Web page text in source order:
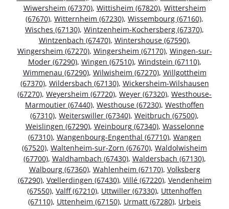
Wiwersheim (67370), Wittisheim (67820), Wittersheim
(67670), Witternheim (67230), Wissembourg (67160),
Wisches (67130), Wintzenheim-Kochersberg (67370),
Wintzenbach (67470), Wintershouse (67590),
Wingersheim (67270), Wingersheim (67170), Wingen-sur-
Moder (67290), Wingen (67510), Windstein (67110),
Wimmenau (67290), Wilwisheim (67270), Willgottheim
(67370), Wildersbach (67130), Wickersheim-Wilshausen
(67270), Weyersheim (67720), Weyer (67320), Westhouse-
Marmoutier (67440), Westhouse (67230), Westhoffen
(67310), Weiterswiller (67340), Weitbruch (67500),
Weislingen (67290), Weinbourg (67340), Wasselonne
(67310), Wangenbourg-Engenthal (67710), Wangen
(67520), Waltenheim-sur-Zorn (67670), Waldolwisheim
(67700), Waldhambach (67430), Waldersbach (67130),
Walbourg (67360), Wahlenheim (67170), Volksberg
(67290), Vœllerdingen (67430), Villé (67220), Vendenheim
(67550), Valff (67210), Uttwiller (67330), Uttenhoffen
(67110), Uttenheim (67150), Urmatt (67280), Urbeis